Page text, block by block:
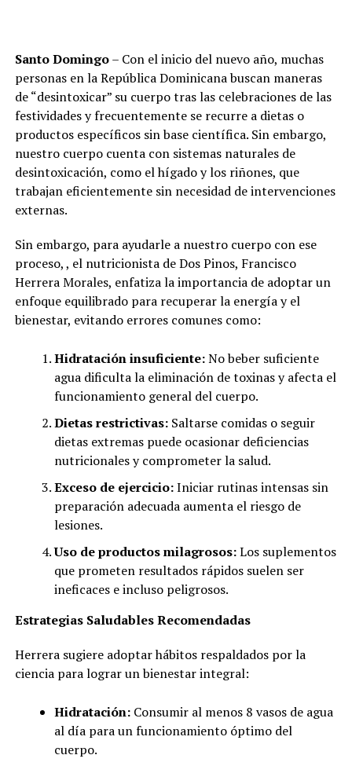
Santo Domingo– Con el inicio del nuevo año, muchas
personas en la República Dominicana buscan maneras
de “desintoxicar” su cuerpo tras las celebraciones de las
festividades y frecuentemente se recurre a dietas o
productos específicos sin base científica. Sin embargo,
nuestro cuerpo cuenta con sistemas naturales de
desintoxicación, como el hígado y los riñones, que
trabajan eficientemente sin necesidad de intervenciones
externas.
Sin embargo, para ayudarle a nuestro cuerpo con ese
proceso, , el nutricionista de Dos Pinos, Francisco
Herrera Morales, enfatiza la importancia de adoptar un
enfoque equilibrado para recuperar la energía y el
bienestar, evitando errores comunes como:
Hidratación insuficiente:No beber suficiente
agua dificulta la eliminación de toxinas y afecta el
funcionamiento general del cuerpo.
Dietas restrictivas:Saltarse comidas o seguir
dietas extremas puede ocasionar deficiencias
nutricionales y comprometer la salud.
Exceso de ejercicio:Iniciar rutinas intensas sin
preparación adecuada aumenta el riesgo de
lesiones.
Uso de productos milagrosos:Los suplementos
que prometen resultados rápidos suelen ser
ineficaces e incluso peligrosos.
Estrategias Saludables Recomendadas
Herrera sugiere adoptar hábitos respaldados por la
ciencia para lograr un bienestar integral:
Hidratación:Consumir al menos 8 vasos de agua
al día para un funcionamiento óptimo del
cuerpo.